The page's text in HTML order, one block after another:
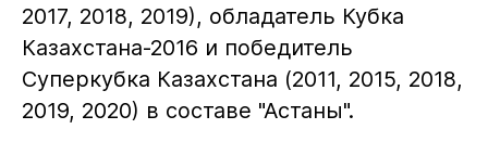
2017, 2018, 2019), обладатель Кубка
Казахстана-2016 и победитель
Суперкубка Казахстана (2011, 2015, 2018,
2019, 2020) в составе "Астаны".